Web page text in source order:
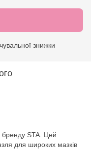
знижки
бренду STA. Цей
для широких мазків